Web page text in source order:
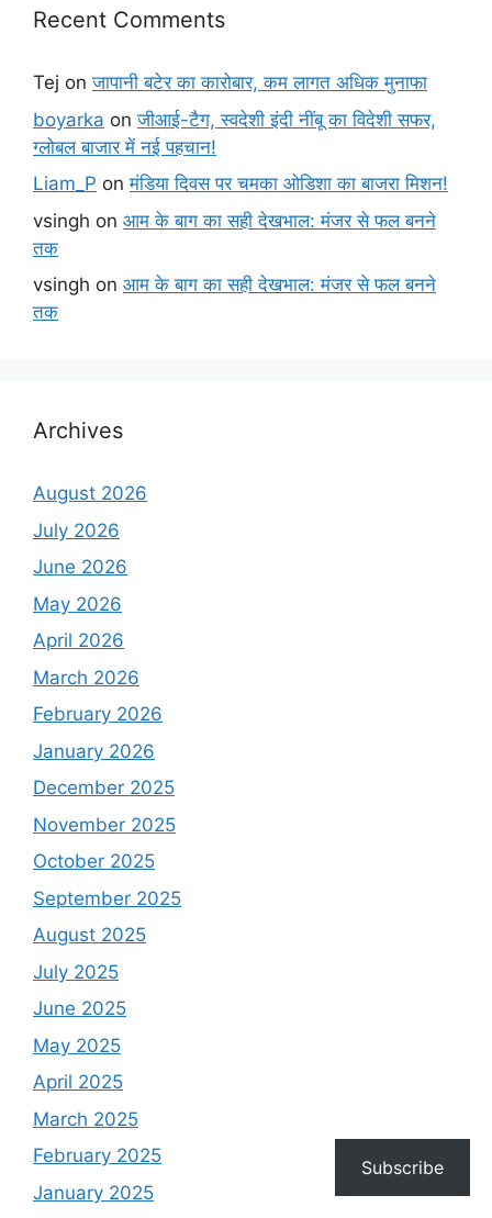
Recent Comments
Tej onजापानी बटेर का कारोबार, कम लागत अधिक मुनाफा
boyarka onजीआई-टैग, स्वदेशी इंदी नींबू का विदेशी सफर,
ग्लोबल बाजार में नई पहचान!
Liam_P onमंडिया दिवस पर चमका ओडिशा का बाजरा मिशन!
vsingh on आम के बाग का सही देखभाल: मंजर से फल बनने
तक
vsingh on आम के बाग का सही देखभाल: मंजर से फल बनने
तक
Archives
August 2026
July 2026
June 2026
May 2026
April 2026
March 2026
February 2026
January 2026
December 2025
November 2025
October 2025
September 2025
August 2025
July 2025
June 2025
May 2025
April 2025
March 2025
February 2025
January 2025
Subscribe